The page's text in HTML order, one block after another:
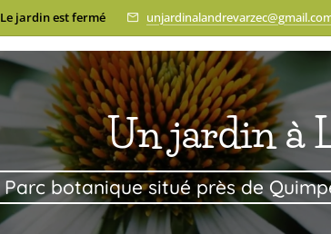
Le jardin est fermé
Un jardin à
Parc botanique situé près de